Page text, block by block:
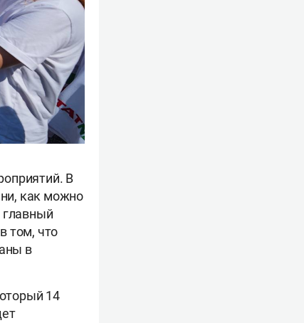
В
как можно
главный
том, что
в
14